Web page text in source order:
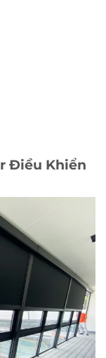
Điều Khiển